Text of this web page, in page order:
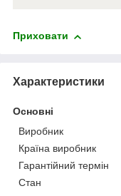
Приховати
Характеристики
Основні
Виробник
Країна виробник
Гарантійний термін
Стан